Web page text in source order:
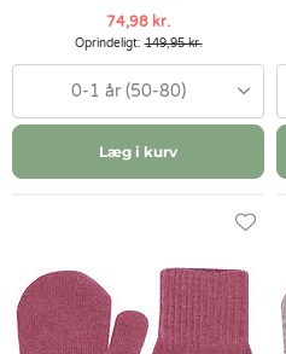
74,98 kr.
Oprindeligt:149,95 kr.
0-1 år (50-80)
Læg i kurv